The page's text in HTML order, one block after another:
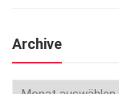
Archive